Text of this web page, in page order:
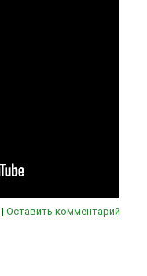
| Оставить комментарий